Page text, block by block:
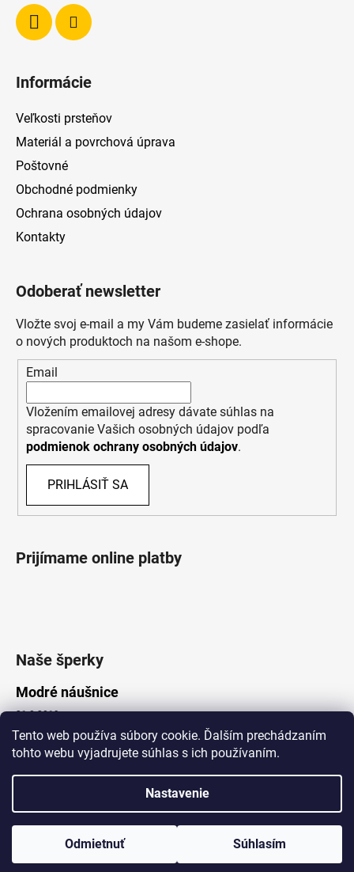
Tento web používa súbory cookie. Ďalším prechádzaním
tohto webu vyjadrujete súhlas s ich používaním.
Nastavenie
Odmietnuť Súhlasím
www.Lotka.sk - najkrajšie šperky za dobré ceny. Pri nákupe nad 50€
poštovné zdarma. Nakupujte s dôverou - naša spoločnosť je s
Informácie
Veľkosti prsteňov
Materiál a povrchová úprava
Poštovné
Obchodné podmienky
Ochrana osobných údajov
Kontakty
Odoberať newsletter
Vložte svoj e-mail a my Vám budeme zasielať informácie
o nových produktoch na našom e-shope.
Email
Vložením emailovej adresy dávate súhlas na
spracovanie Vašich osobných údajov podľa
podmienok ochrany osobných údajov.
PRIHLÁSIŤ SA
Prijímame online platby
Naše šperky
Modré náušnice
21.8.2019
Vytvoril Shoptet
Lotka.sk. Všetky práva vyhradené.
Upraviť nastavenie cookies